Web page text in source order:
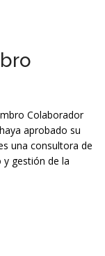
Colaborador
aprobado su
una consultora de
y gestión de la